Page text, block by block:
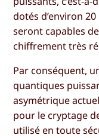
dotés d’environ
seront capables
chiffrement très
Par conséquent,
quantiques
asymétrique
pour le cryptage
utilisé en toute